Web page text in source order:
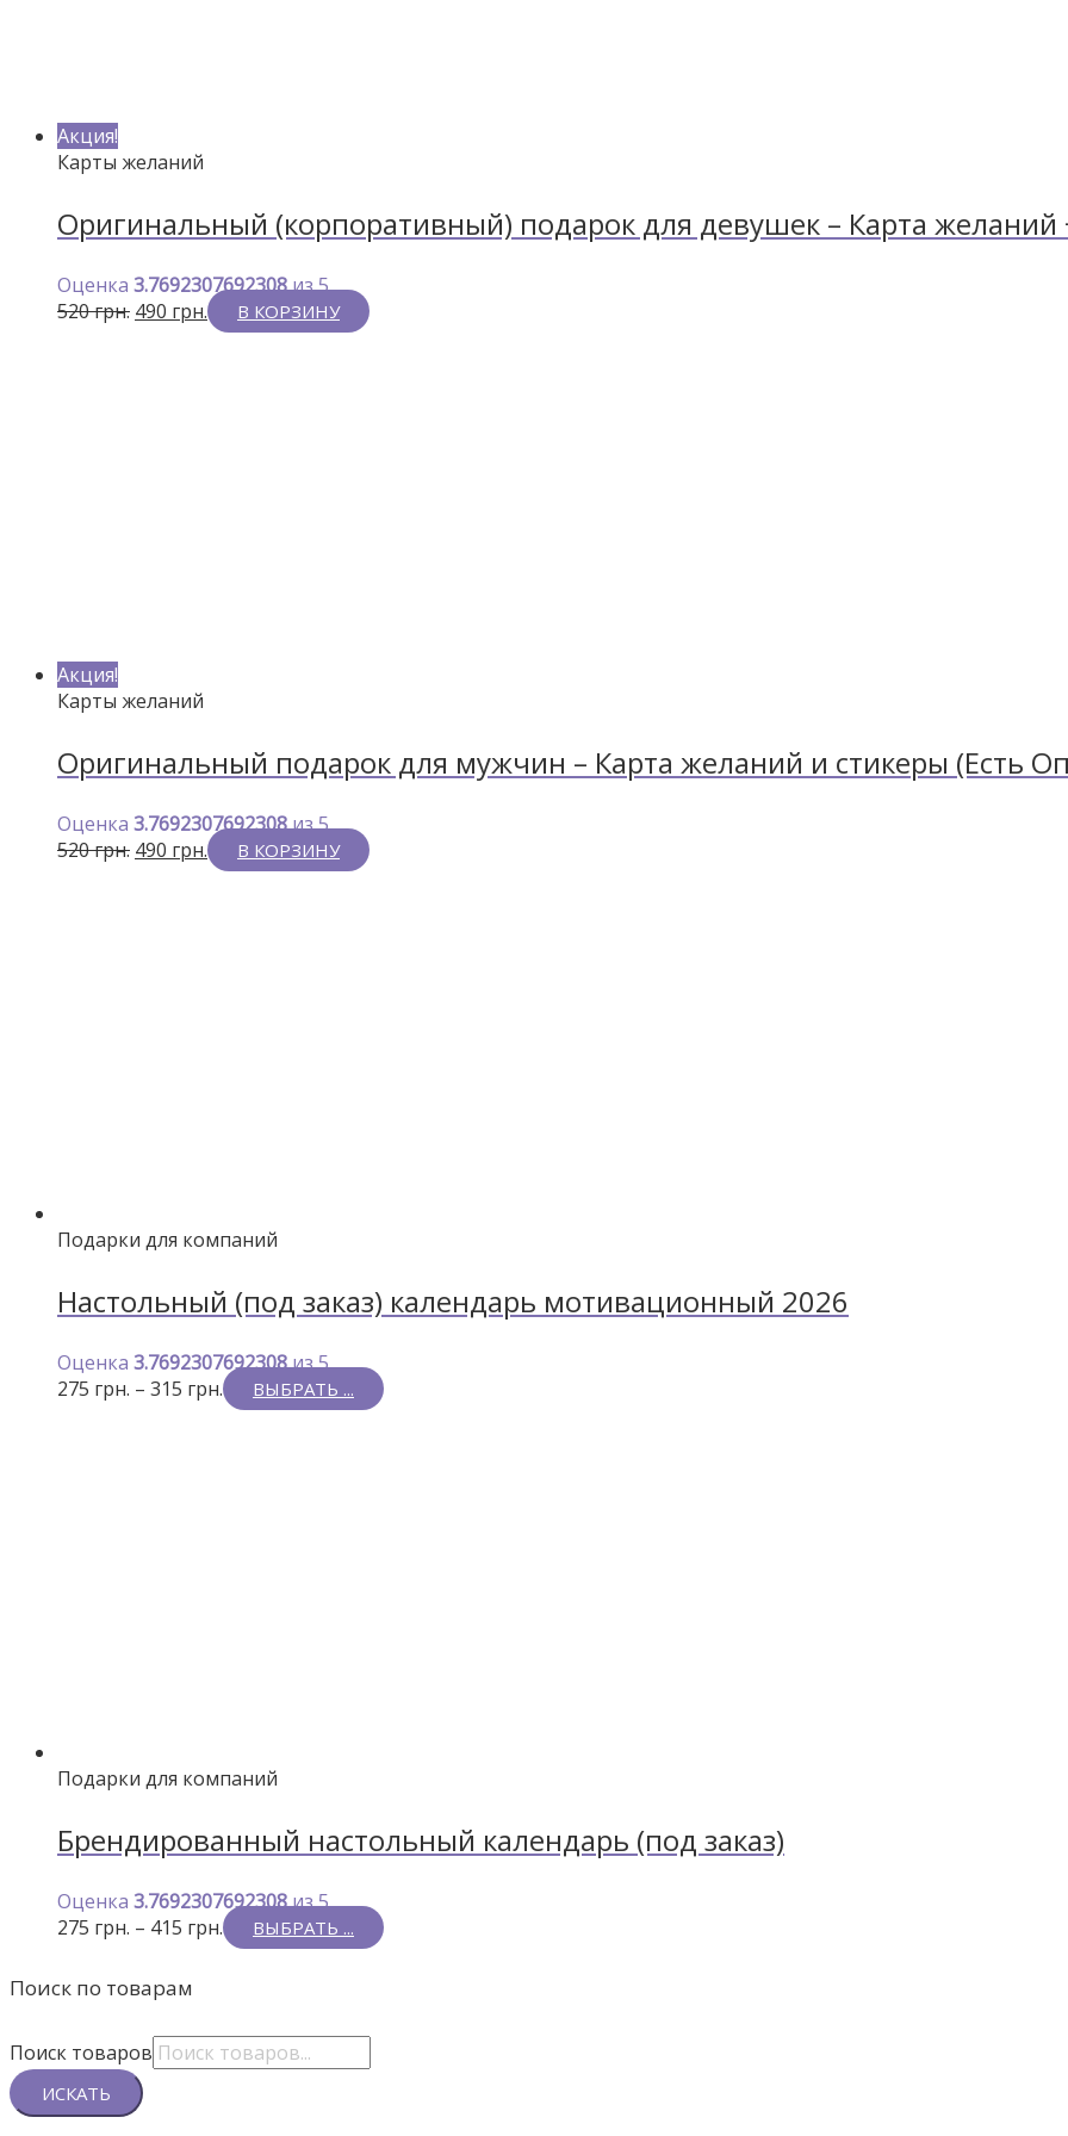
Акция!
Карты желаний
Оригинальный (корпоративный) подарок для девушек – Карта желаний
Оценка 3.7692307692308из 5
520грн. 490 грн. В КОРЗИНУ
Акция!
Карты желаний
Оригинальный подарок для мужчин – Карта желаний и стикеры (Есть
Оценка 3.7692307692308из 5
520грн. 490 грн. В КОРЗИНУ
Подарки для компаний
Настольный (под заказ) календарь мотивационный 2026
Оценка 3.7692307692308из 5
275 грн. – 315 грн. ВЫБРАТЬ ...
Подарки для компаний
Брендированный настольный календарь (под заказ)
Оценка 3.7692307692308из 5
275 грн. – 415 грн. ВЫБРАТЬ ...
Поиск по товарам
Поиск товаров
ИСКАТЬ